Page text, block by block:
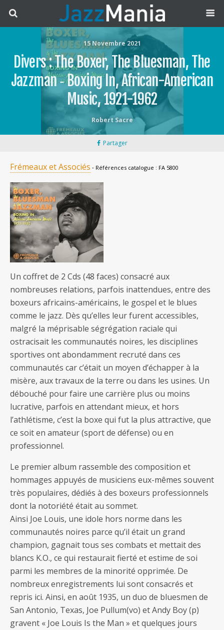
15 Novembre 2021
Divers : The Boxer, The Bluesman, The
Jazzman ‐ Boxing In, African-American
Music, 1921-1962
Robert Sacre
Partager
Frémeaux et Associés ‐ Références catalogue : FA 5800
Un coffret de 2 Cds (48 faces) consacré aux
nombreuses relations, parfois inattendues, entre des
boxeurs africains-américains, le gospel et le blues
comme le jazz. Dès qu’elles leur furent accessibles,
malgré la méprisable ségrégation raciale qui
ostracisait les communautés noires, les disciplines
sportives ont abondamment recruté dans ces
communautés car c’était un moyen d’échapper à la
misère, aux travaux de la terre ou dans les usines. Un
débouché pour faire une carrière plus ou moins
lucrative, parfois en attendant mieux, et hors
l’athlétisme, c’est la boxe qui fut la plus attractive, que
ce soit en amateur (sport de défense) ou en
professionnel.
Le premier album rassemble des composition et
hommages appuyés de musiciens eux-mêmes souvent
très populaires, dédiés à des boxeurs professionnels
dont la notoriété était au sommet.
Ainsi Joe Louis, une idole hors norme dans les
communautés noires parce qu’il était un grand
champion, gagnait tous ses combats et mettait des
blancs K.O., ce qui restaurait fierté et estime de soi
parmi les membres de la minorité opprimée. De
nombreux enregistrements lui sont consacrés et
repris ici. Ainsi, en août 1935, un duo de bluesmen de
San Antonio, Texas, Joe Pullum(vo) et Andy Boy (p)
gravent « Joe Louis Is the Man » et quelques jours